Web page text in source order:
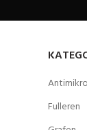
Fulleren